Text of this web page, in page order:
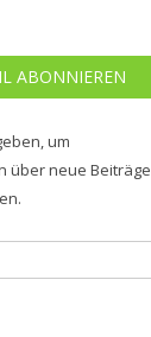
ABONNIEREN
um
über neue Beiträge